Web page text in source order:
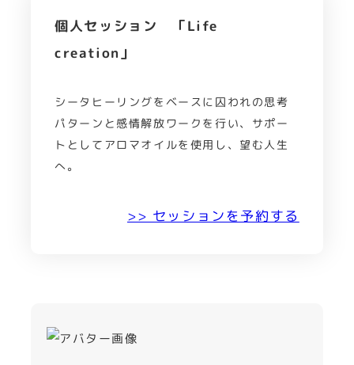
個人セッション 「Life
creation」
シータヒーリングをベースに囚われの思考
パターンと感情解放ワークを行い、サポー
トとしてアロマオイルを使用し、望む人生
へ。
>> セッションを予約する